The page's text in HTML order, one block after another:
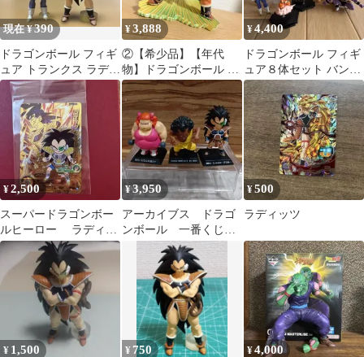
現在 ¥390
ドラゴンボール フィギ
ュア トランクス ラディ
ッツ 2体セット
¥3,888
②【希少品】【年代
物】ドラゴンボール フ
ィギュア
¥4,400
ドラゴンボール フィギ
ュア８体セット バンプ
レスト B/S T刻印あり
¥2,500
スーパードラゴンボー
ルヒーロー ラディッ
ツ 少年期BR
¥3,950
アーカイブス ドラゴ
ンボール 一番くじ
３点セット
¥500
ラディッツ
¥ 1,500 ¥ 750 ¥4,000